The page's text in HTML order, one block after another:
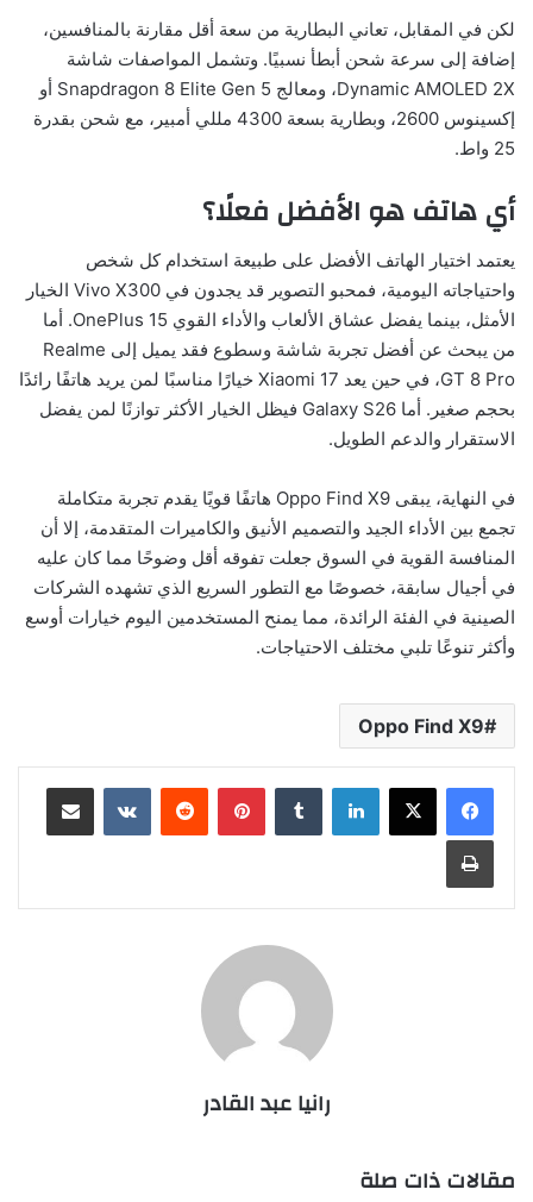
لكن في المقابل، تعاني البطارية من سعة أقل مقارنة بالمنافسين،
إضافة إلى سرعة شحن أبطأ نسبيًا. وتشمل المواصفات شاشة
Dynamic AMOLED 2X، ومعالج Snapdragon 8 Elite Gen 5 أو
إكسينوس 2600، وبطارية بسعة 4300 مللي أمبير، مع شحن بقدرة
25 واط.
أي هاتف هو الأفضل فعلًا؟
يعتمد اختيار الهاتف الأفضل على طبيعة استخدام كل شخص
واحتياجاته اليومية، فمحبو التصوير قد يجدون في Vivo X300 الخيار
الأمثل، بينما يفضل عشاق الألعاب والأداء القوي OnePlus 15. أما
من يبحث عن أفضل تجربة شاشة وسطوع فقد يميل إلى Realme
GT 8 Pro، في حين يعد Xiaomi 17 خيارًا مناسبًا لمن يريد هاتفًا رائدًا
بحجم صغير. أما Galaxy S26 فيظل الخيار الأكثر توازنًا لمن يفضل
الاستقرار والدعم الطويل.
في النهاية، يبقى Oppo Find X9 هاتفًا قويًا يقدم تجربة متكاملة
تجمع بين الأداء الجيد والتصميم الأنيق والكاميرات المتقدمة، إلا أن
المنافسة القوية في السوق جعلت تفوقه أقل وضوحًا مما كان عليه
في أجيال سابقة، خصوصًا مع التطور السريع الذي تشهده الشركات
الصينية في الفئة الرائدة، مما يمنح المستخدمين اليوم خيارات أوسع
وأكثر تنوعًا تلبي مختلف الاحتياجات.
Oppo Find X9
لينكدإن بينتيريست مشاركة عبر البريد
طباعة
رانيا عبد القادر
مقالات ذات صلة